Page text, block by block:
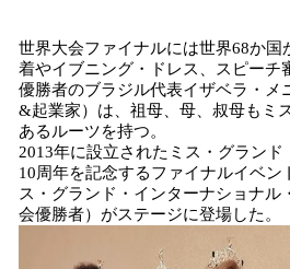
世界大会ファイナルには世界68か国
着やイブニング・ドレス、スピーチ
優勝者のブラジル代表イザベラ・メ
&起業家）は、祖母、母、叔母もミ
あるルーツを持つ。
2013年に設立されたミス・グラン
10周年を記念するファイナルイベン
ス・グランド・インターナショナル
会優勝者）がステージに登場した。